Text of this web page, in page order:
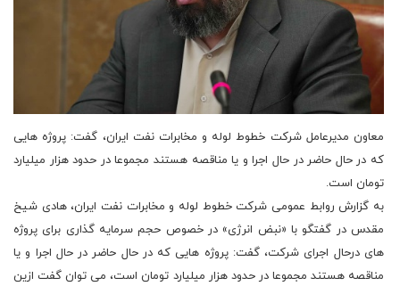
معاون مدیرعامل شرکت خطوط لوله و مخابرات نفت ایران، گفت: پروژه هایی
که در حال حاضر در حال اجرا و یا مناقصه هستند مجموعا در حدود هزار میلیارد
تومان است.
به گزارش روابط عمومی شرکت خطوط لوله و مخابرات نفت ایران، هادی شیخ
مقدس در گفتگو با «نبض انرژی» در خصوص حجم سرمایه گذاری برای پروژه
های درحال اجرای شرکت، گفت: پروژه هایی که در حال حاضر در حال اجرا و یا
مناقصه هستند مجموعا در حدود هزار میلیارد تومان است، می توان گفت ازین